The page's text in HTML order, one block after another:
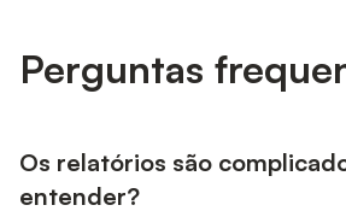
Perguntas
Os relatórios são
entender?